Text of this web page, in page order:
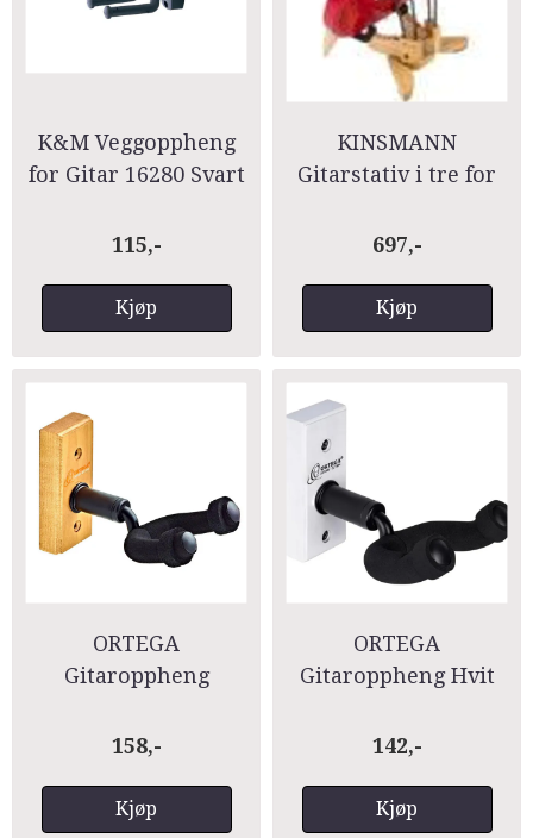
K&M Veggoppheng
for Gitar 16280 Svart
115,-
Kjøp
KINSMANN
Gitarstativ i tre for
697,-
Kjøp
ORTEGA
Gitaroppheng
1CW
158,-
Kjøp
ORTEGA
Gitaroppheng Hvit
142,-
Kjøp